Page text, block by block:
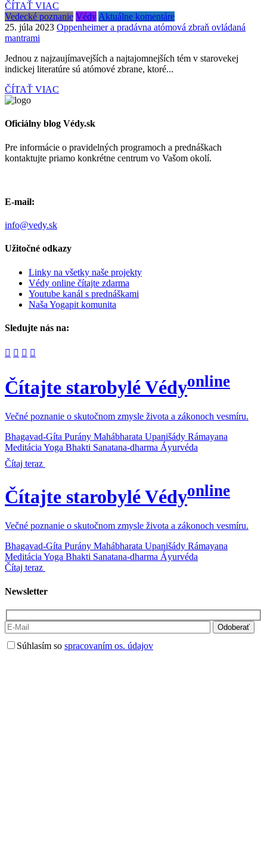
ČÍTAŤ VIAC
Vedecké poznanie Védy Aktuálne komentáre
25. júla 2023 Oppenheimer a pradávna atómová zbraň ovládaná
mantrami
Jednou z najzaujímavejších a najtajomnejších tém v starovekej
indickej literatúre sú atómové zbrane, ktoré...
ČÍTAŤ VIAC
Oficiálny blog Védy.sk
Pre informácie o pravidelných programoch a prednáškach
kontaktujte priamo konkrétne centrum vo Vašom okolí.
E-mail:
info@vedy.sk
Užitočné odkazy
Linky na všetky naše projekty
Védy online čítajte zdarma
Youtube kanál s prednáškami
Naša Yogapit komunita
Sledujte nás na:
Čítajte starobylé Védyonline
Večné poznanie o skutočnom zmysle života a zákonoch vesmíru.
Bhagavad-Gíta Purány Mahábharata Upanišády Rámayana
Meditácia Yoga Bhakti Sanatana-dharma Áyurvéda
Čítaj teraz
Čítajte starobylé Védyonline
Večné poznanie o skutočnom zmysle života a zákonoch vesmíru.
Bhagavad-Gíta Purány Mahábharata Upanišády Rámayana
Meditácia Yoga Bhakti Sanatana-dharma Áyurvéda
Čítaj teraz
Newsletter
Súhlasím so spracovaním os. údajov